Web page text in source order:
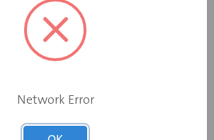
Elektromotor 230 V
Network Error